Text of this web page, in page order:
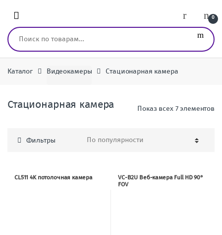
0
Искать:
Каталог Видеокамеры Стационарная камера
Стационарная камера Показ всех 7 элементов
Фильтры
CL511 4K потолочная камера
VC-B2U Веб-камера Full HD 90°
FOV